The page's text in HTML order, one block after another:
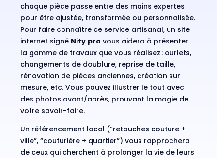
chaque pièce passe entre des mains expertes
pour être ajustée, transformée ou personnalisée.
Pour faire connaître ce service artisanal, un site
internet signé Nity.pro vous aidera à présenter
la gamme de travaux que vous réalisez : ourlets,
changements de doublure, reprise de taille,
rénovation de pièces anciennes, création sur
mesure, etc. Vous pouvez illustrer le tout avec
des photos avant/après, prouvant la magie de
votre savoir-faire.
Un référencement local (“retouches couture +
ville”, “couturière + quartier”) vous rapprochera
de ceux qui cherchent à prolonger la vie de leurs